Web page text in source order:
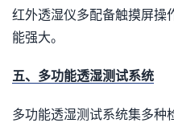
红外透湿仪多配备触摸屏操
能强大。
五、多功能透湿测试系统
多功能透湿测试系统集多种